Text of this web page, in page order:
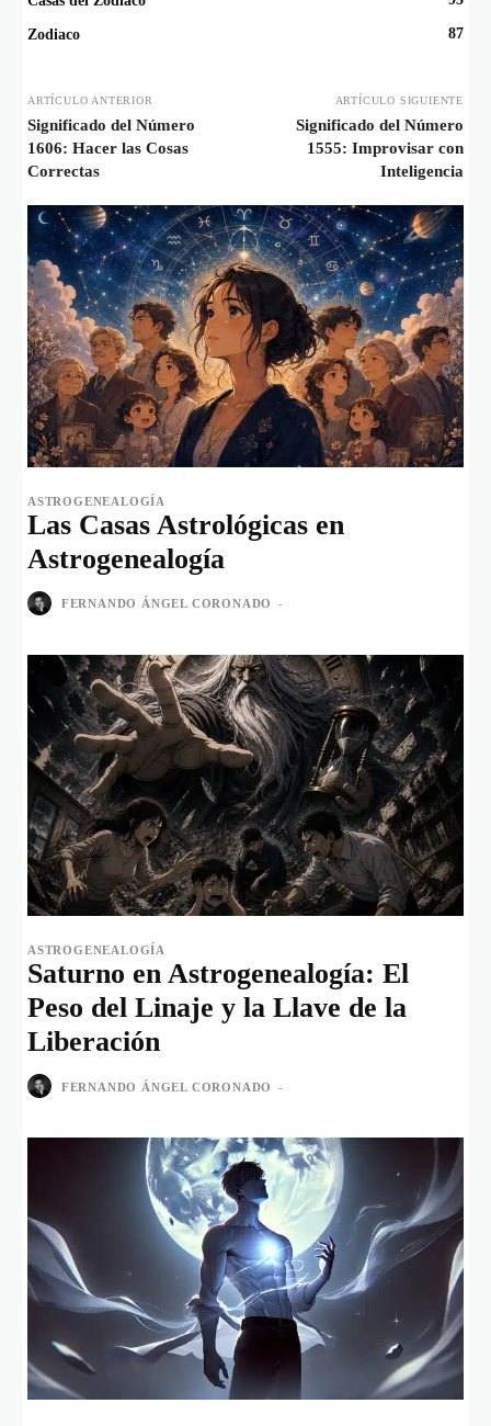
Zodiaco 87
ARTÍCULO ANTERIOR
Significado del Número
1606: Hacer las Cosas
Correctas
ARTÍCULO SIGUIENTE
Significado del Número
1555: Improvisar con
Inteligencia
ASTROGENEALOGÍA
Las Casas Astrológicas en
Astrogenealogía
FERNANDO ÁNGEL CORONADO -
ASTROGENEALOGÍA
Saturno en Astrogenealogía: El
Peso del Linaje y la Llave de la
Liberación
FERNANDO ÁNGEL CORONADO -